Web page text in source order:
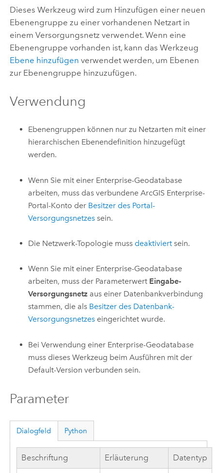
Dieses Werkzeug wird zum Hinzufügen einer neuen
Ebenengruppe zu einer vorhandenen Netzart in
einem Versorgungsnetz verwendet. Wenn eine
Ebenengruppe vorhanden ist, kann das Werkzeug
Ebene hinzufügen verwendet werden, um Ebenen
zur Ebenengruppe hinzuzufügen.
Verwendung
Ebenengruppen können nur zu Netzarten mit einer
hierarchischen Ebenendefinition hinzugefügt
werden.
Wenn Sie mit einer Enterprise-Geodatabase
arbeiten, muss das verbundeneArcGIS Enterprise-
Portal-Konto der Besitzer des Portal-
Versorgungsnetzes sein.
Die Netzwerk-Topologie muss deaktiviert sein.
Wenn Sie mit einer Enterprise-Geodatabase
arbeiten, muss der Parameterwert Eingabe-
Versorgungsnetz aus einer Datenbankverbindung
stammen, die als Besitzer des Datenbank-
Versorgungsnetzes eingerichtet wurde.
Bei Verwendung einer Enterprise-Geodatabase
muss dieses Werkzeug beim Ausführen mit der
Default-Version verbunden sein.
Parameter
Dialogfeld Python
Beschriftung Erläuterung Datentyp